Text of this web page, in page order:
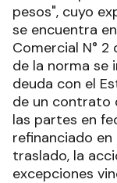
pesos", cuyo
se encuentra
Comercial N° 2
de la norma se
deuda con el
de un contrato
las partes en
refinanciado en
traslado, la
excepciones